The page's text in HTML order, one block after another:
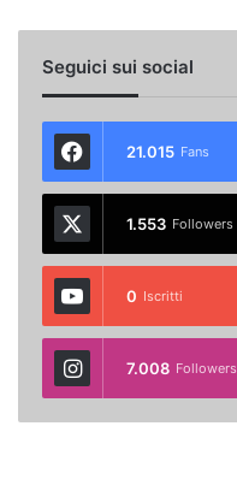
Seguici sui social
21.015 Fans
1.553 Followers
0 Iscritti
7.008 Followers